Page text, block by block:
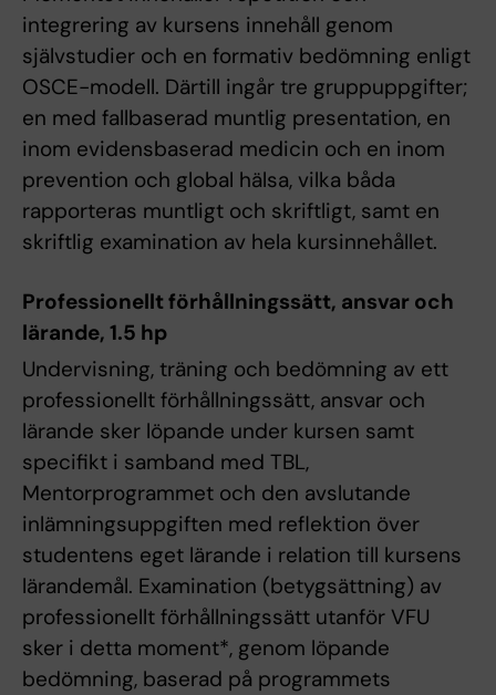
integrering av kursens innehåll genom
självstudier och en formativ bedömning enligt
OSCE-modell. Därtill ingår tre gruppuppgifter;
en med fallbaserad muntlig presentation, en
inom evidensbaserad medicin och en inom
prevention och global hälsa, vilka båda
rapporteras muntligt och skriftligt, samt en
skriftlig examination av hela kursinnehållet.
Professionellt förhållningssätt, ansvar och
lärande, 1.5 hp
Undervisning, träning och bedömning av ett
professionellt förhållningssätt, ansvar och
lärande sker löpande under kursen samt
specifikt i samband med TBL,
Mentorprogrammet och den avslutande
inlämningsuppgiften med reflektion över
studentens eget lärande i relation till kursens
lärandemål. Examination (betygsättning) av
professionellt förhållningssätt utanför VFU
sker i detta moment*, genom löpande
bedömning, baserad på programmets